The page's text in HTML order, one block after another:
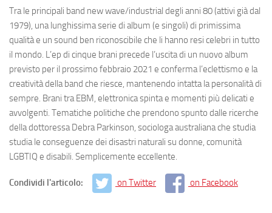
Tra le principali band new wave/industrial degli anni 80 (attivi già dal
1979), una lunghissima serie di album (e singoli) di primissima
qualità e un sound ben riconoscibile che li hanno resi celebri in tutto
il mondo. L’ep di cinque brani precede l’uscita di un nuovo album
previsto per il prossimo febbraio 2021 e conferma l’eclettismo e la
creatività della band che riesce, mantenendo intatta la personalità di
sempre. Brani tra EBM, elettronica spinta e momenti più delicati e
avvolgenti. Tematiche politiche che prendono spunto dalle ricerche
della dottoressa Debra Parkinson, sociologa australiana che studia
studia le conseguenze dei disastri naturali su donne, comunità
LGBTIQ e disabili. Semplicemente eccellente.
Condividi l'articolo: on Twitter on Facebook